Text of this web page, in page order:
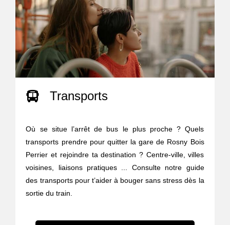
Transports
Où se situe l’arrêt de bus le plus proche ? Quels
transports prendre pour quitter la gare de Rosny Bois
Perrier et rejoindre ta destination ? Centre-ville, villes
voisines, liaisons pratiques ... Consulte notre guide
des transports pour t’aider à bouger sans stress dès la
sortie du train.